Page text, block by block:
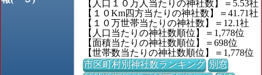
【人口１０万人当たりの神社数】＝5.53社
【１０Km四方当たりの神社数】＝41.71社
【１０万世帯当たりの神社数】＝12.1社
【人口当たりの神社数順位】＝1,778位
【面積当たりの神社数順位】＝698位
【世帯数当たりの神社数順位】＝1,778位
市区町村別神社数ランキング 別窓